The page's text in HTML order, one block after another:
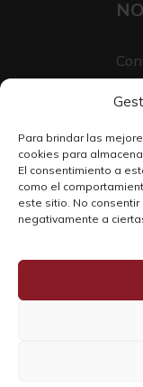
Para brindar las
cookies para
El consentimiento a
como el
este sitio. No
negativamente a